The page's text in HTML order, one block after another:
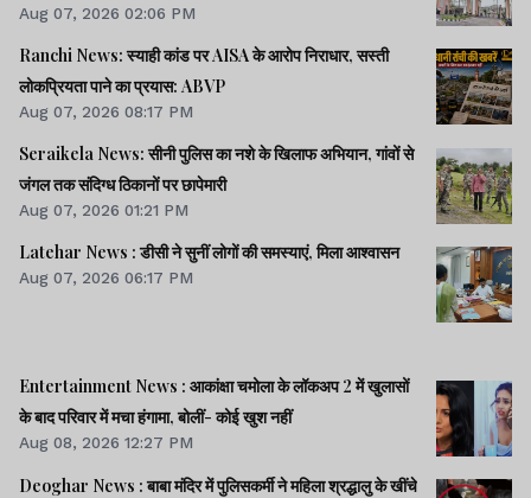
Aug 07, 2026 02:06 PM
Ranchi News: स्याही कांड पर AISA के आरोप निराधार, सस्ती
लोकप्रियता पाने का प्रयास: ABVP
Aug 07, 2026 08:17 PM
Seraikela News: सीनी पुलिस का नशे के खिलाफ अभियान, गांवों से
जंगल तक संदिग्ध ठिकानों पर छापेमारी
Aug 07, 2026 01:21 PM
Latehar News : डीसी ने सुनीं लोगों की समस्याएं, मिला आश्वासन
Aug 07, 2026 06:17 PM
Entertainment News : आकांक्षा चमोला के लॉकअप 2 में खुलासों
के बाद परिवार में मचा हंगामा, बोलीं- कोई खुश नहीं
Aug 08, 2026 12:27 PM
Deoghar News : बाबा मंदिर में पुलिसकर्मी ने महिला श्रद्धालु के खींचे